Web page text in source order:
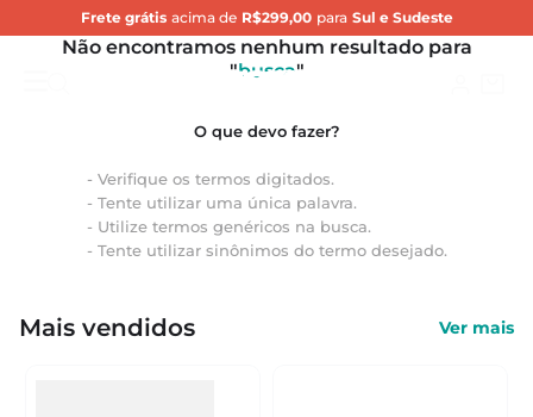
Frete grátis acima de R$299,00 para Sul e Sudeste
Não encontramos nenhum resultado para
"busca"
Verifique os termos digitados.
Tente utilizar uma única palavra.
Utilize termos genéricos na busca.
Tente utilizar sinônimos do termo desejado.
Mais vendidos Ver mais